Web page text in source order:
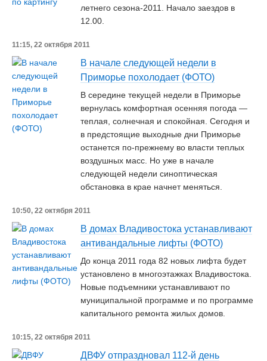
летнего сезона-2011. Начало заездов в
12.00.
11:15, 22 октября 2011
В начале следующей недели в
Приморье похолодает (ФОТО)
В середине текущей недели в Приморье
вернулась комфортная осенняя погода —
теплая, солнечная и спокойная. Сегодня и
в предстоящие выходные дни Приморье
останется по-прежнему во власти теплых
воздушных масс. Но уже в начале
следующей недели синоптическая
обстановка в крае начнет меняться.
10:50, 22 октября 2011
В домах Владивостока устанавливают
антивандальные лифты (ФОТО)
До конца 2011 года 82 новых лифта будет
установлено в многоэтажках Владивостока.
Новые подъемники устанавливают по
муниципальной программе и по программе
капитального ремонта жилых домов.
10:15, 22 октября 2011
ДВФУ отпраздновал 112-й день